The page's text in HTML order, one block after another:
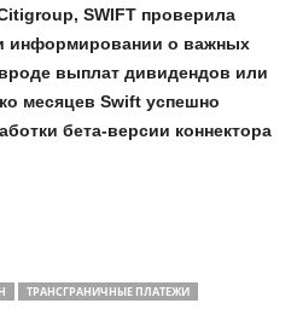
SWIFT проверила
информировании о важных
выплат дивидендов или
месяцев Swift успешно
бета-версии коннектора
ТРАНСГРАНИЧНЫЕ ПЛАТЕЖИ